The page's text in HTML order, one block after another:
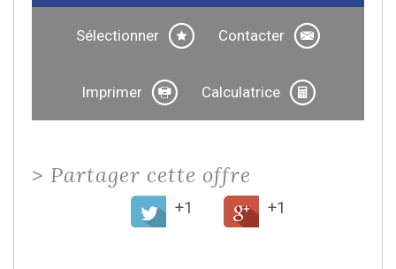
Sélectionner Contacter
Imprimer Calculatrice
> Partager cette offre
+1 +1